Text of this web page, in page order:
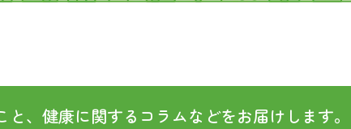
、健康に関するコラムなどをお届けします。